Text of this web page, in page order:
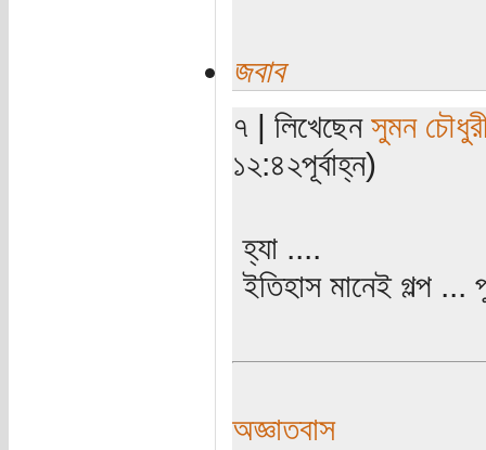
জবাব
৭ | লিখেছেন সুমন
১২:৪২পূর্বাহ্ন)
হ্যা ....
ইতিহাস মানেই গল্প ...
অজ্ঞাতবাস